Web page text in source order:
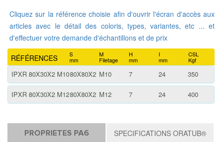
Cliquez sur la référence choisie afin d'ouvrir l'écran d'accès aux
articles avec le détail des coloris, types, variantes, etc ... et
d'effectuer votre demande d'échantillons et de prix
RÉFÉRENCES S
mm
M
Filetage
H
mm
I
mm
CSL
Kgf
IPXR 80X30X2 M1080X80X2 M10 7 24 350
IPXR 80X30X2 M1280X80X2 M12 7 24 400
PROPRIETES PA6 SPECIFICATIONS ORATUB®